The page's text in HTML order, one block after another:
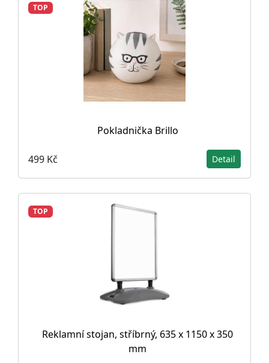
TOP
Pokladnička Brillo
499 Kč Detail
TOP
Reklamní stojan, stříbrný, 635 x 1150 x 350
mm